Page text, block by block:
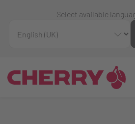
Select available